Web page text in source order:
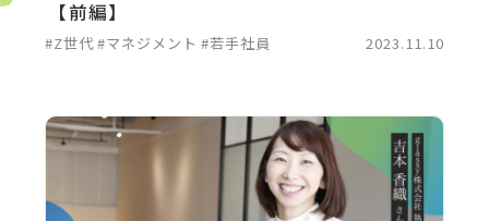
【前編】
#Z世代#マネジメント #若手社員 2023.11.10